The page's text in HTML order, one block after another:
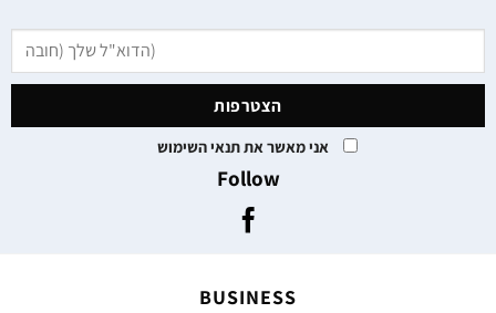
אני מאשר את תנאי השימוש
Follow
BUSINESS